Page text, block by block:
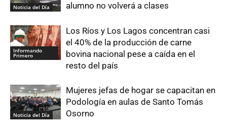
Noticia del Día
alumno no volverá a clases
Informando
Primero
Los Ríos y Los Lagos concentran casi
el 40% de la producción de carne
bovina nacional pese a caída en el
resto del país
Noticia del Día
Mujeres jefas de hogar se capacitan en
Podología en aulas de Santo Tomás
Osorno